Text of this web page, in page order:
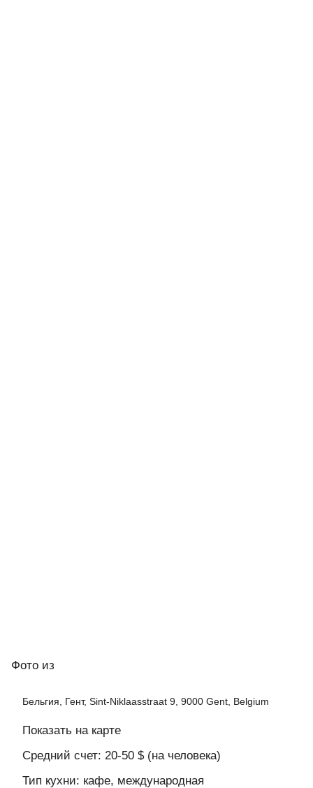
Фото из
Бельгия, Гент, Sint-Niklaasstraat 9, 9000 Gent, Belgium
Показать на карте
Средний счет: 20-50 $ (на человека)
Тип кухни: кафе, международная